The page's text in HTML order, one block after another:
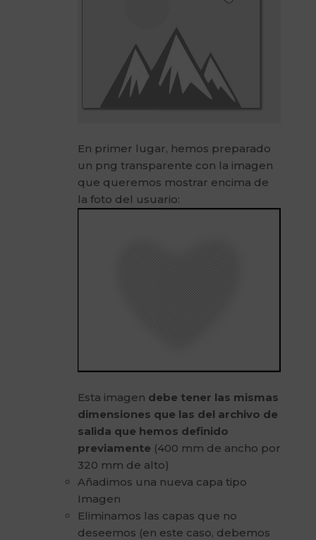
En primer lugar, hemos preparado
un png transparente con la imagen
que queremos mostrar encima de
la foto del usuario:
Esta imagen debe tener las mismas
dimensiones que las del archivo de
salida que hemos definido
previamente (400 mm de ancho por
320 mm de alto)
Añadimos una nueva capa tipo
Imagen
Eliminamos las capas que no
deseemos (en este caso, debemos